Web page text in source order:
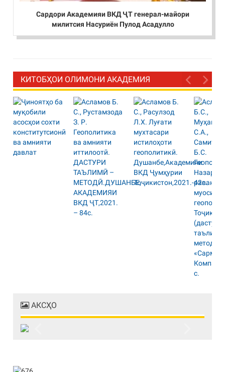
Сардори Академияи ВКД ҶТ генерал-майори
милитсия Насуриён Пулод Асадулло
КИТОБҲОИ ОЛИМОНИ АКАДЕМИЯ
АКСҲО